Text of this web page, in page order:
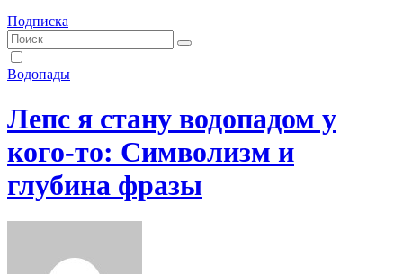
Подписка
Водопады
Лепс я стану водопадом у
кого-то: Символизм и
глубина фразы